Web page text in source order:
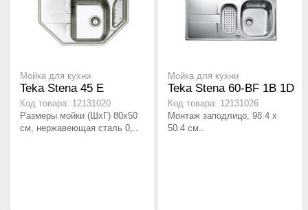
Мойка для кухни
Teka Stena 45 E
Код товара: 12131020
Размеры мойки (ШхГ) 80х50
см, нержавеющая сталь 0,..
Мойка для кухни
Teka Stena 60-BF 1B 1D
Код товара: 12131026
Монтаж заподлицо, 98.4 х
50.4 см..